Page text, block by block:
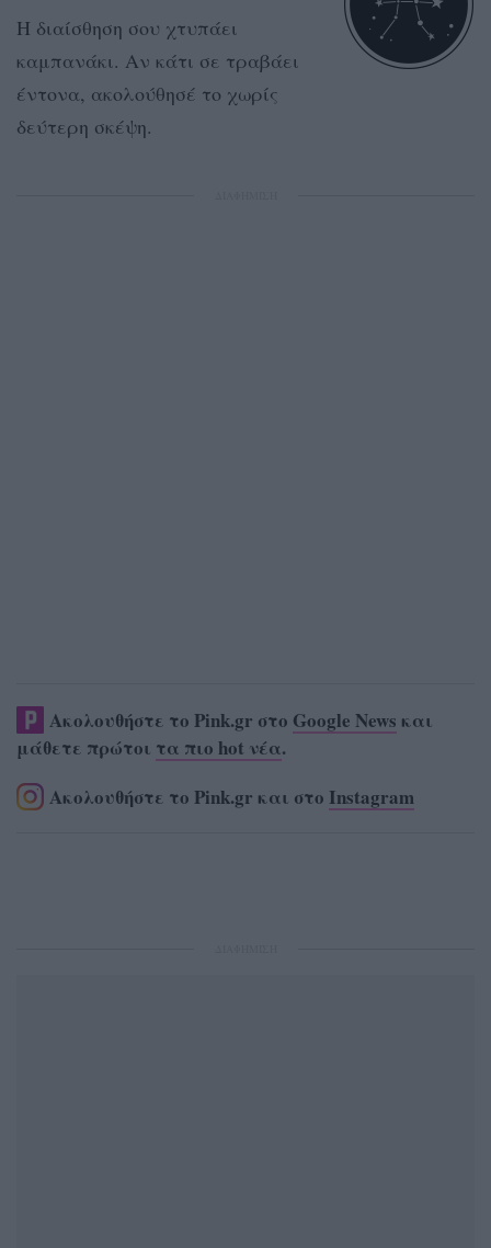
Η διαίσθηση σου χτυπάει
καμπανάκι. Αν κάτι σε τραβάει
έντονα, ακολούθησέ το χωρίς
δεύτερη σκέψη.
Ακολουθήστε το Pink.gr στο Google News και
μάθετε πρώτοι τα πιο hot νέα.
Ακολουθήστε το Pink.gr και στο Instagram